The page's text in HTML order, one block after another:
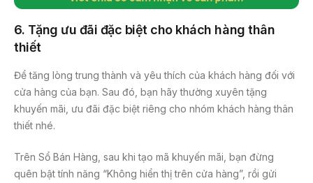
6. Tặng ưu đãi đặc biệt cho khách hàng thân
thiết
Để tăng lòng trung thành và yêu thích của khách hàng đối với
cửa hàng của bạn. Sau đó, bạn hãy thường xuyên tặng
khuyến mãi, ưu đãi đặc biệt riêng cho nhóm khách hàng thân
thiết nhé.
Trên Sổ Bán Hàng, sau khi tạo mã khuyến mãi, bạn đừng
quên bật tính năng “Không hiển thị trên cửa hàng”, rồi gửi